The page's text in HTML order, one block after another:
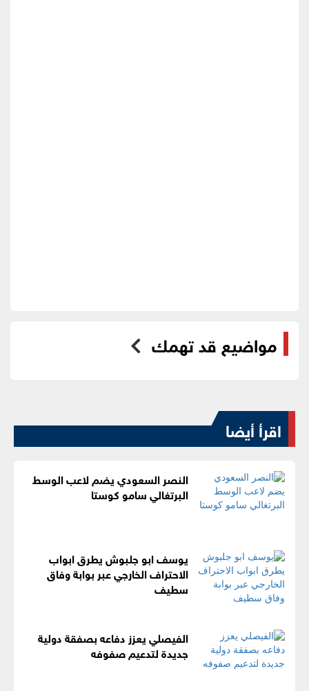
مواضيع قد تهمك
اقرأ أيضا
النصر السعودي يضم لاعب الوسط
البرتغالي سامو كوستا
يوسف ابو جلبوش يطرق ابواب
الاحتراف الخارجي عبر بوابة وفاق
سطيف
الفيصلي يعزز دفاعه بصفقة دولية
جديدة لتدعيم صفوفه